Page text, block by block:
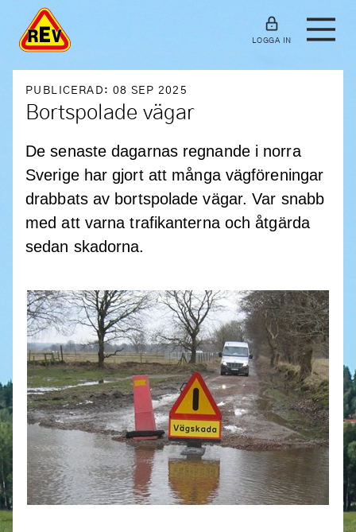
LOGGA IN
PUBLICERAD: 08 SEP 2025
Bortspolade vägar
De senaste dagarnas regnande i norra
Sverige har gjort att många vägföreningar
drabbats av bortspolade vägar. Var snabb
med att varna trafikanterna och åtgärda
sedan skadorna.